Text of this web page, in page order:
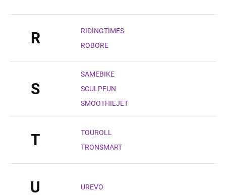
R
RIDINGTIMES
ROBORE
S
SAMEBIKE
SCULPFUN
SMOOTHIEJET
T
TOUROLL
TRONSMART
U UREVO